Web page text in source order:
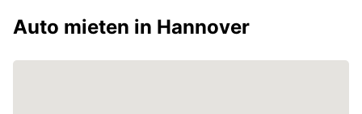
Auto mieten in Hannover